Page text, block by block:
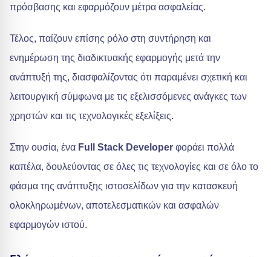
πρόσβασης και εφαρμόζουν μέτρα ασφαλείας.
Τέλος, παίζουν επίσης ρόλο στη συντήρηση και
ενημέρωση της διαδικτυακής εφαρμογής μετά την
ανάπτυξή της, διασφαλίζοντας ότι παραμένει σχετική και
λειτουργική σύμφωνα με τις εξελισσόμενες ανάγκες των
χρηστών και τις τεχνολογικές εξελίξεις.
Στην ουσία, ένα Full Stack Developer φοράει πολλά
καπέλα, δουλεύοντας σε όλες τις τεχνολογίες και σε όλο το
φάσμα της ανάπτυξης ιστοσελίδων για την κατασκευή
ολοκληρωμένων, αποτελεσματικών και ασφαλών
εφαρμογών ιστού.